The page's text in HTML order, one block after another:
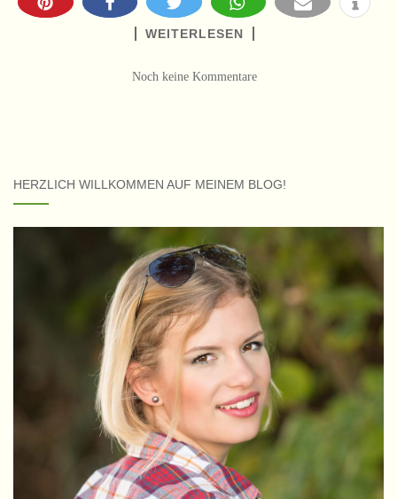
WEITERLESEN
Noch keine Kommentare
HERZLICH WILLKOMMEN AUF MEINEM BLOG!